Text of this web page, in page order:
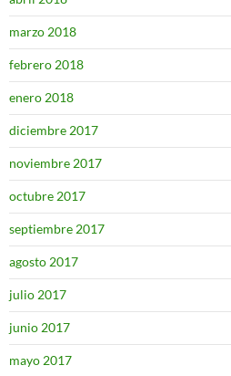
marzo 2018
febrero 2018
enero 2018
diciembre 2017
noviembre 2017
octubre 2017
septiembre 2017
agosto 2017
julio 2017
junio 2017
mayo 2017